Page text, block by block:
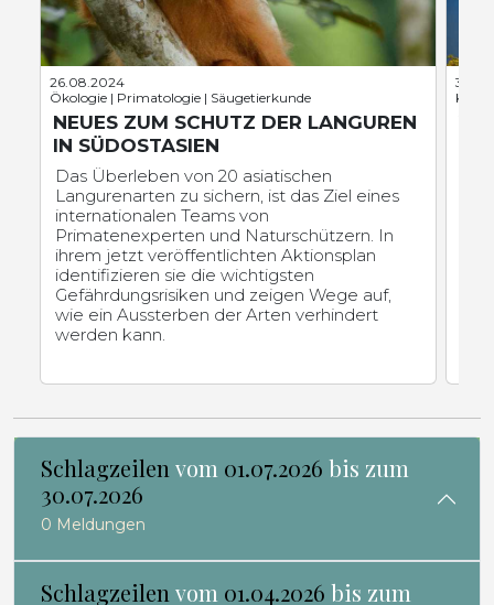
26.08.2024
Ökologie | Primatologie | Säugetierkunde
NEUES ZUM SCHUTZ DER LANGUREN
IN SÜDOSTASIEN
Das Überleben von 20 asiatischen
Langurenarten zu sichern, ist das Ziel eines
internationalen Teams von
Primatenexperten und Naturschützern. In
ihrem jetzt veröffentlichten Aktionsplan
identifizieren sie die wichtigsten
Gefährdungsrisiken und zeigen Wege auf,
wie ein Aussterben der Arten verhindert
werden kann.
Schlagzeilen vom 01.07.2026 bis zum
30.07.2026
0 Meldungen
Schlagzeilen vom 01.04.2026 bis zum